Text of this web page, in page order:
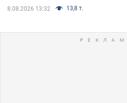
8.08.2026 13:32 13,8 т.